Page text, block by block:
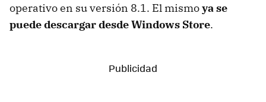
operativo en su versión 8.1. El mismoya se
puede descargar desde Windows Store.